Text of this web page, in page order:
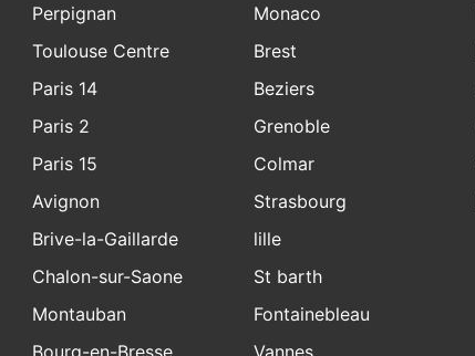
Perpignan
Toulouse Centre
Paris 14
Paris 2
Paris 15
Avignon
Monaco
Brest
Beziers
Grenoble
Colmar
Strasbourg
Brive-la-Gaillarde
Chalon-sur-Saone
Montauban
Bourg-en-Bresse
lille
St barth
Fontainebleau
Vannes